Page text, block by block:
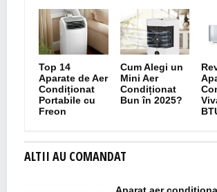
Top 14
Aparate de Aer
Condiționat
Portabile cu
Freon
Cum Alegi un
Mini Aer
Condiționat
Bun în 2025?
ALTII AU COMANDAT